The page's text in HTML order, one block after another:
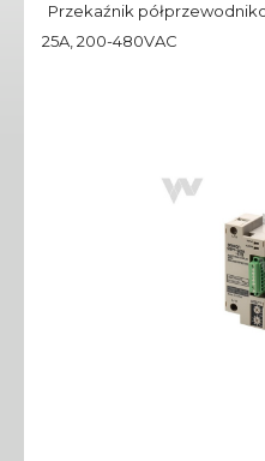
Przekaźnik
25A, 200-480VAC